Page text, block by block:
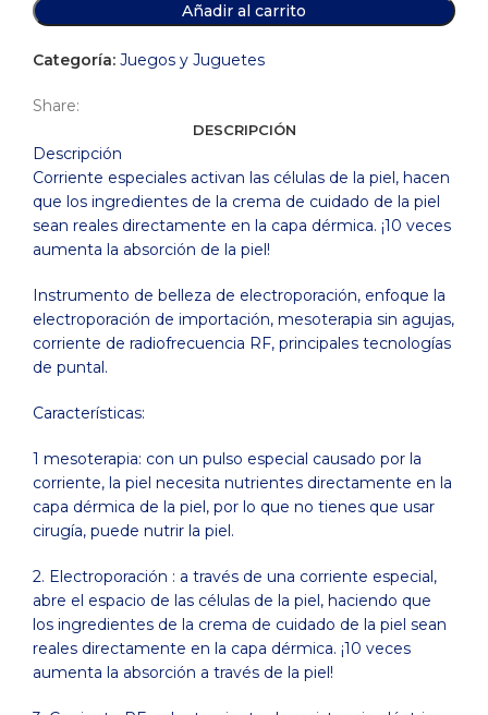
Añadir al carrito
Categoría: Juegos y Juguetes
Share:
DESCRIPCIÓN
Descripción
Corriente especiales activan las células de la piel, hacen
que los ingredientes de la crema de cuidado de la piel
sean reales directamente en la capa dérmica. ¡10 veces
aumenta la absorción de la piel!
Instrumento de belleza de electroporación, enfoque la
electroporación de importación, mesoterapia sin agujas,
corriente de radiofrecuencia RF, principales tecnologías
de puntal.
Características:
1 mesoterapia: con un pulso especial causado por la
corriente, la piel necesita nutrientes directamente en la
capa dérmica de la piel, por lo que no tienes que usar
cirugía, puede nutrir la piel.
2. Electroporación : a través de una corriente especial,
abre el espacio de las células de la piel, haciendo que
los ingredientes de la crema de cuidado de la piel sean
reales directamente en la capa dérmica. ¡10 veces
aumenta la absorción a través de la piel!